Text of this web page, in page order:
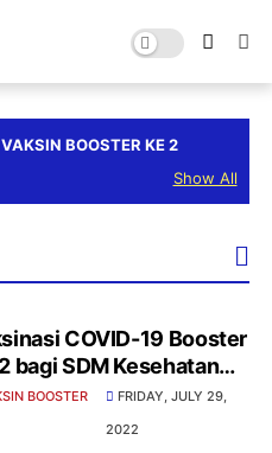
VAKSIN BOOSTER KE 2
Show All
COVID-19 Booster
bagi SDM Kesehatan
Hari Ini Jumat
BOOSTER
FRIDAY, JULY 29,
2022